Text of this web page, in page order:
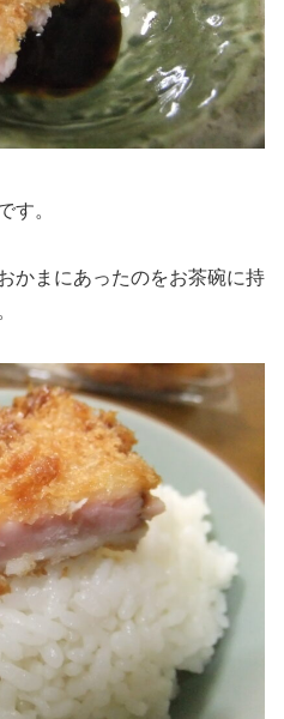
す。
かまにあったのをお茶碗に持